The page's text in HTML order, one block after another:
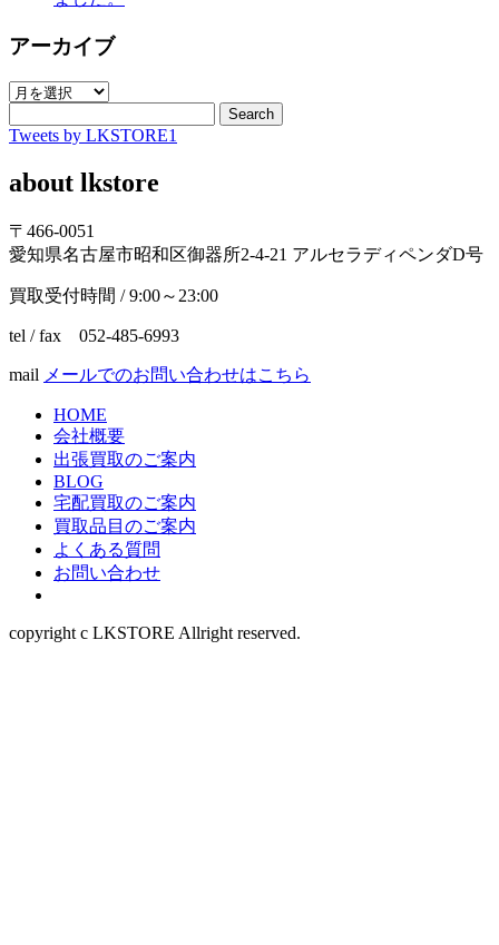
アーカイブ
ア
カ
ブ
Search
Tweets by LKSTORE1
about lkstore
〒466-0051
愛知県名古屋市昭和区御器所2-4-21 アルセラディペンダD号
買取受付時間 / 9:00～23:00
tel / fax 052-485-6993
mail メールでのお問い合わせはこちら
HOME
会社概要
出張買取のご案内
BLOG
宅配買取のご案内
買取品目のご案内
よくある質問
お問い合わせ
copyright c LKSTORE Allright reserved.